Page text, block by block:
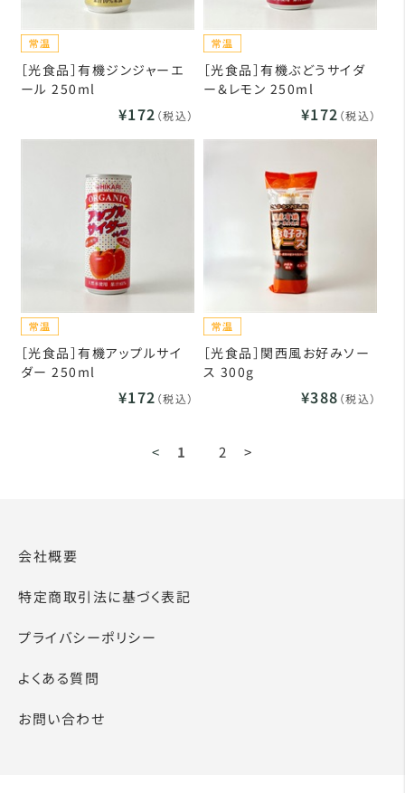
［光食品］有機ジンジャーエ
ール 250ml
¥172 （税込）
［光食品］有機ぶどうサイダ
ー＆レモン 250ml
¥172 （税込）
［光食品］有機アップルサイ
ダー 250ml
¥172 （税込）
［光食品］関西風お好みソー
ス 300g
¥388 （税込）
< 1 2 >
会社概要
特定商取引法に基づく表記
プライバシーポリシー
よくある質問
お問い合わせ